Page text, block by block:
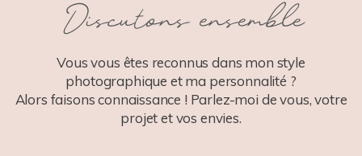
Discutons ensemble
Vous vous êtes reconnus dans mon style
photographique et ma personnalité ?
Alors faisons connaissance ! Parlez-moi de vous, votre
projet et vos envies.